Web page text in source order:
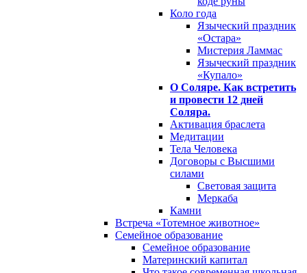
Коло года
Языческий праздник
«Остара»
Мистерия Ламмас
Языческий праздник
«Купало»
О Соляре. Как встретить
и провести 12 дней
Соляра.
Активация браслета
Медитации
Тела Человека
Договоры с Высшими
силами
Световая защита
Меркаба
Камни
Встреча «Тотемное животное»
Семейное образование
Семейное образование
Материнский капитал